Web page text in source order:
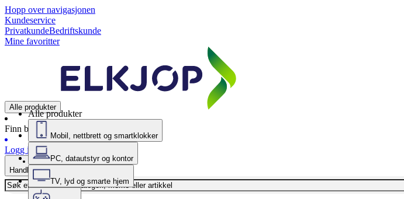
Hopp over navigasjonen
Kundeservice
PrivatkundeBedriftskunde
Mine favoritter
Alle produkter
Finn butikk
Logg inn
Handlekurv
Alle produkter
Mobil, nettbrett og smartklokker
PC, datautstyr og kontor
TV, lyd og smarte hjem